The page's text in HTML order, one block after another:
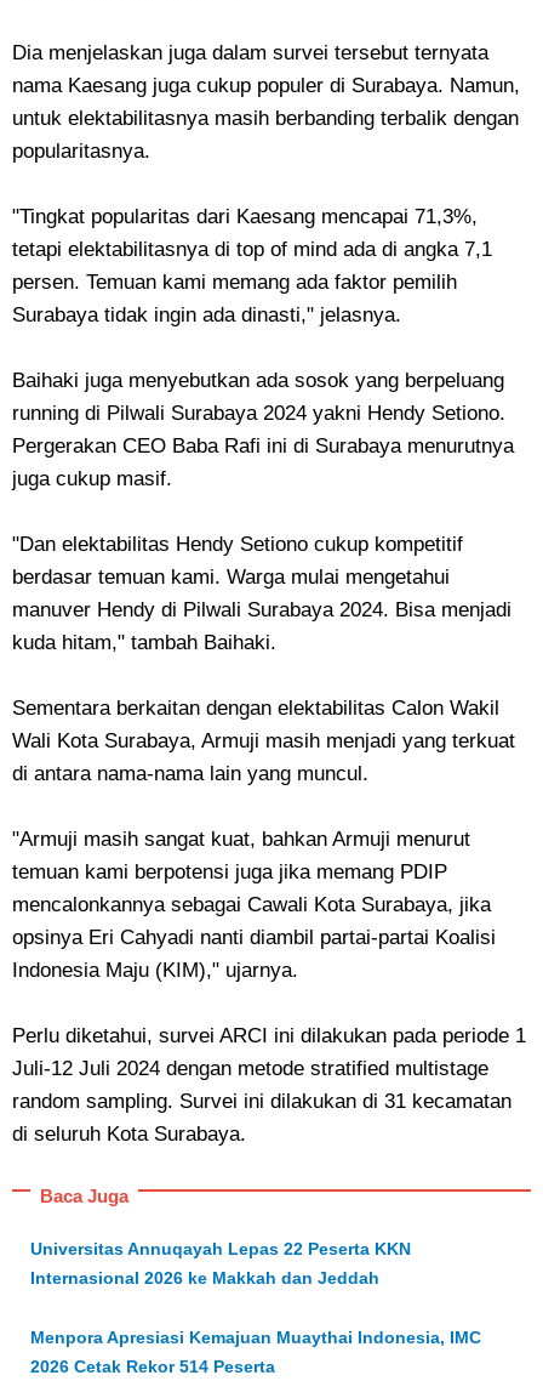
Dia menjelaskan juga dalam survei tersebut ternyata
nama Kaesang juga cukup populer di Surabaya. Namun,
untuk elektabilitasnya masih berbanding terbalik dengan
popularitasnya.
"Tingkat popularitas dari Kaesang mencapai 71,3%,
tetapi elektabilitasnya di top of mind ada di angka 7,1
persen. Temuan kami memang ada faktor pemilih
Surabaya tidak ingin ada dinasti," jelasnya.
Baihaki juga menyebutkan ada sosok yang berpeluang
running di Pilwali Surabaya 2024 yakni Hendy Setiono.
Pergerakan CEO Baba Rafi ini di Surabaya menurutnya
juga cukup masif.
"Dan elektabilitas Hendy Setiono cukup kompetitif
berdasar temuan kami. Warga mulai mengetahui
manuver Hendy di Pilwali Surabaya 2024. Bisa menjadi
kuda hitam," tambah Baihaki.
Sementara berkaitan dengan elektabilitas Calon Wakil
Wali Kota Surabaya, Armuji masih menjadi yang terkuat
di antara nama-nama lain yang muncul.
"Armuji masih sangat kuat, bahkan Armuji menurut
temuan kami berpotensi juga jika memang PDIP
mencalonkannya sebagai Cawali Kota Surabaya, jika
opsinya Eri Cahyadi nanti diambil partai-partai Koalisi
Indonesia Maju (KIM)," ujarnya.
Perlu diketahui, survei ARCI ini dilakukan pada periode 1
Juli-12 Juli 2024 dengan metode stratified multistage
random sampling. Survei ini dilakukan di 31 kecamatan
di seluruh Kota Surabaya.
Baca Juga
Universitas Annuqayah Lepas 22 Peserta KKN
Internasional 2026 ke Makkah dan Jeddah
Menpora Apresiasi Kemajuan Muaythai Indonesia, IMC
2026 Cetak Rekor 514 Peserta